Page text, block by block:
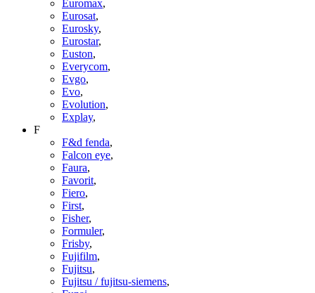
Euromax,
Eurosat,
Eurosky,
Eurostar,
Euston,
Everycom,
Evgo,
Evo,
Evolution,
Explay,
F
F&d fenda,
Falcon eye,
Faura,
Favorit,
Fiero,
First,
Fisher,
Formuler,
Frisby,
Fujifilm,
Fujitsu,
Fujitsu / fujitsu-siemens,